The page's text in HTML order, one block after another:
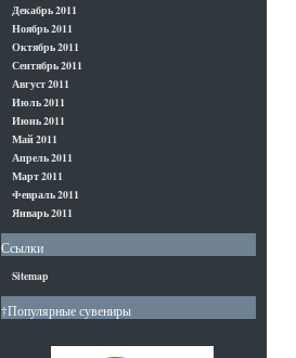
Декабрь 2011
Ноябрь 2011
Октябрь 2011
Сентябрь 2011
Август 2011
Июль 2011
Июнь 2011
Май 2011
Апрель 2011
Март 2011
Февраль 2011
Январь 2011
Ссылки
Sitemap
†Популярные сувениры